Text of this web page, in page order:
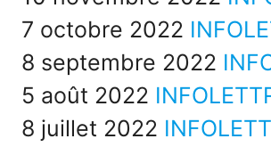
7 octobre 2022
8 septembre 2022
5 août 2022
8 juillet 2022